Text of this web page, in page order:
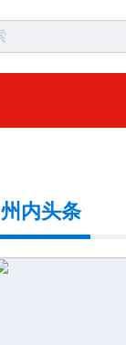
州内头条